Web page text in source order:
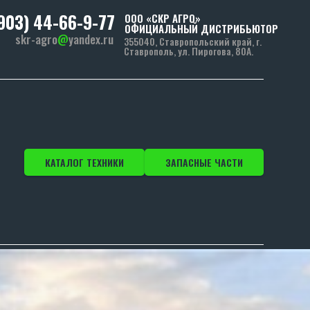
44-66-9-77
skr-agro@yandex.ru
ООО «СКР АГРО»
ОФИЦИАЛЬНЫЙ ДИСТРИБЬЮТОР
355040, Ставропольский край, г.
Ставрополь, ул. Пирогова, 80А.
КАТАЛОГ ТЕХНИКИ ЗАПАСНЫЕ ЧАСТИ